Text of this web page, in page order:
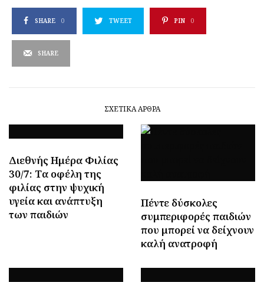
SHARE 0 TWEET PIN 0
SHARE
ΣΧΕΤΙΚΆ ΆΡΘΡΑ
Διεθνής Ημέρα Φιλίας
30/7: Tα οφέλη της
φιλίας στην ψυχική
υγεία και ανάπτυξη
των παιδιών
Πέντε δύσκολες
συμπεριφορές παιδιών
που μπορεί να δείχνουν
καλή ανατροφή